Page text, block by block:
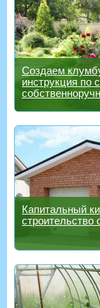
Создаем
инструкция по
Капитальный